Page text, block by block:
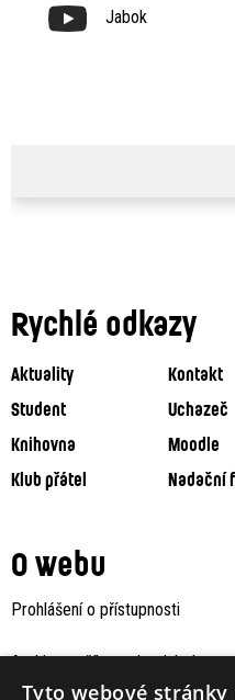
Jabok
Rychlé odkazy
Aktuality Kontakt
Student
Uchazeč
Knihovna
Moodle
Klub přátel
Nadační
O webu
Prohlášení o přístupnosti
Archiv staršího webu Jaboku
Tyto webové